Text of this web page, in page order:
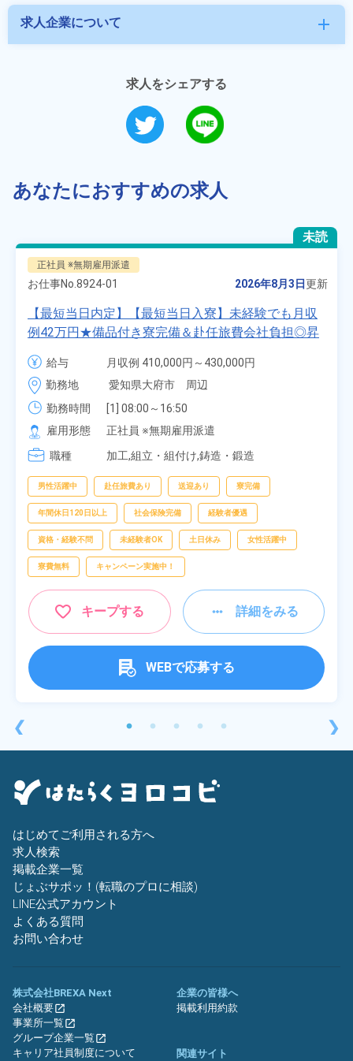
求人企業について add
求人をシェアする
あなたにおすすめの求人
❮
未読
正社員 ※無期雇用派遣
お仕事No. 8924-01 2026年8月3日更新
【最短当日内定】【最短当日入寮】未経験でも月収
例42万円★備品付き寮完備＆赴任旅費会社負担◎昇
給・業績賞与あり！組立や塗装など自動車製造の各
種作業！《愛知県大府市》
給与
月収例 410,000円～430,000円
月給 277,000円～277,000円
勤務地
愛知県大府市　周辺
勤務時間
[1] 08:00～16:50
[2] 06:25～15:10
[3] 17:05～01:50
雇用形態
正社員 ※無期雇用派遣
職種
加工,組立・組付け,鋳造・鍛造
男性活躍中 赴任旅費あり 送迎あり 寮完備
年間休日120日以上 社会保険完備 経験者優遇
資格・経験不問 未経験者OK 土日休み 女性活躍中
寮費無料 キャンペーン実施中！
キープする 詳細をみる
WEBで応募する
❯
はじめてご利用される方へ
求人検索
掲載企業一覧
じょぶサポッ！(転職のプロに相談)
LINE公式アカウント
よくある質問
お問い合わせ
株式会社BREXA Next
会社概要
事業所一覧
グループ企業一覧
キャリア社員制度について
企業の皆様へ
掲載利用約款
関連サイト